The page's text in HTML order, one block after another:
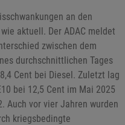
an den
aktuell. Der ADAC meldet
zwischen dem
durchschnittlichen Tages
Cent bei Diesel. Zuletzt lag
bei 12,5 Cent im Mai 2025
Auch vor vier Jahren wurden
kriegsbedingte